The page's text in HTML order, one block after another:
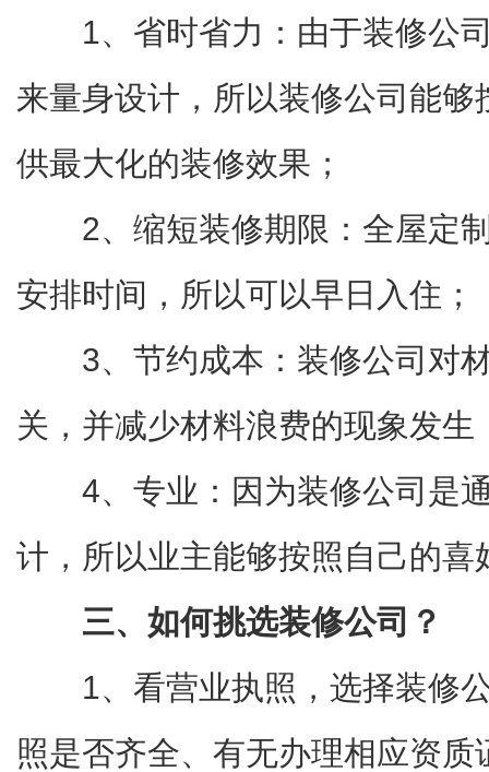
1、省时省力：由于装修公
来量身设计，所以装修公司能
供最大化的装修效果；
2、缩短装修期限：全屋定
安排时间，所以可以早日入住；
3、节约成本：装修公司对
关，并减少材料浪费的现象发生
4、专业：因为装修公司是
计，所以业主能够按照自己的喜
三、如何挑选装修公司？
1、看营业执照，选择装修
照是否齐全、有无办理相应资